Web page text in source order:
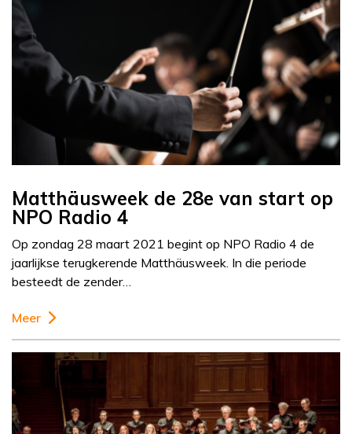
Matthäusweek de 28e van start op
NPO Radio 4
Op zondag 28 maart 2021 begint op NPO Radio 4 de
jaarlijkse terugkerende Matthäusweek. In die periode
besteedt de zender…
Meer